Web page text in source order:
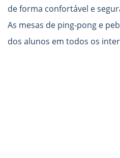
de forma confortável e
As mesas de ping-pong e
dos alunos em todos os